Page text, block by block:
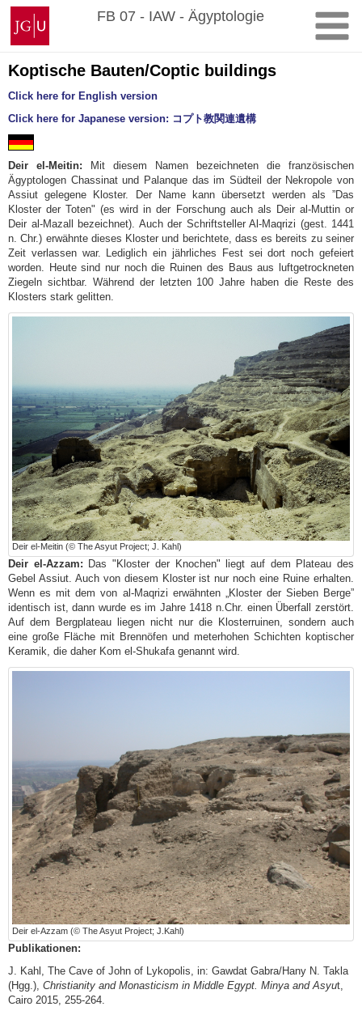
Zum
Inhalt
springen
Johannes
Gutenberg-
Universität
Mainz
FB 07 - IAW - Ägyptologie
Koptische Bauten/Coptic buildings
Click here for English version
Click here for Japanese version: コプト教関連遺構
Deir el-Meitin: Mit diesem Namen bezeichneten die französischen
Ägyptologen Chassinat und Palanque das im Südteil der Nekropole von
Assiut gelegene Kloster. Der Name kann übersetzt werden als ”Das
Kloster der Toten" (es wird in der Forschung auch als Deir al-Muttin or
Deir al-Mazall bezeichnet). Auch der Schriftsteller Al-Maqrizi (gest. 1441
n. Chr.) erwähnte dieses Kloster und berichtete, dass es bereits zu seiner
Zeit verlassen war. Lediglich ein jährliches Fest sei dort noch gefeiert
worden. Heute sind nur noch die Ruinen des Baus aus luftgetrockneten
Ziegeln sichtbar. Während der letzten 100 Jahre haben die Reste des
Klosters stark gelitten.
Deir el-Meitin (© The Asyut Project; J. Kahl)
Deir el-Azzam: Das "Kloster der Knochen" liegt auf dem Plateau des
Gebel Assiut. Auch von diesem Kloster ist nur noch eine Ruine erhalten.
Wenn es mit dem von al-Maqrizi erwähnten „Kloster der Sieben Berge”
identisch ist, dann wurde es im Jahre 1418 n.Chr. einen Überfall zerstört.
Auf dem Bergplateau liegen nicht nur die Klosterruinen, sondern auch
eine große Fläche mit Brennöfen und meterhohen Schichten koptischer
Keramik, die daher Kom el-Shukafa genannt wird.
Deir el-Azzam (© The Asyut Project; J.Kahl)
Publikationen:
J. Kahl, The Cave of John of Lykopolis, in: Gawdat Gabra/Hany N. Takla
(Hgg.), Christianity and Monasticism in Middle Egypt. Minya and Asyut,
Cairo 2015, 255-264.